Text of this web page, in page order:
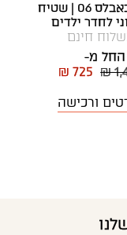
שטיח באבלס 06 | שטיח
לחדר ילדים
חינם
החל מ-
₪
₪ 725
ורכישה